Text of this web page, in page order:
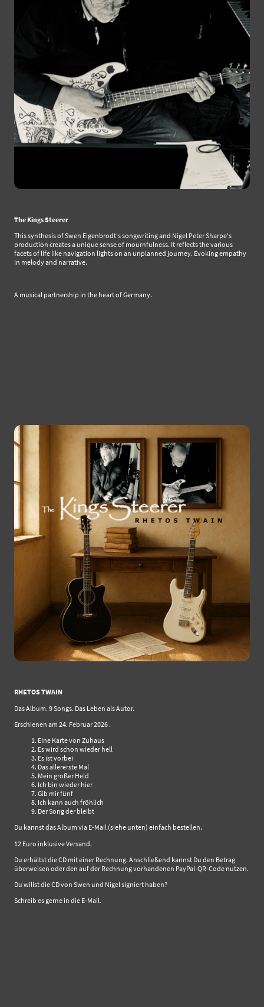
The Kings Steerer
This synthesis of Swen Eigenbrodt's songwriting and Nigel Peter Sharpe's
production creates a unique sense of mournfulness. It reflects the various
facets of life like navigation lights on an unplanned journey. Evoking empathy
in melody and narrative.
A musical partnership in the heart of Germany.
RHETOS TWAIN
Das Album. 9 Songs. Das Leben als Autor.
Erschienen am 24. Februar 2026 .
Eine Karte von Zuhaus
Es wird schon wieder hell
Es ist vorbei
Das allererste Mal
Mein großer Held
Ich bin wieder hier
Gib mir fünf
Ich kann auch fröhlich
Der Song der bleibt
Du kannst das Album via E-Mail (siehe unten) einfach bestellen.
12 Euro inklusive Versand.
Du erhältst die CD mit einer Rechnung. Anschließend kannst Du den Betrag
überweisen oder den auf der Rechnung vorhandenen PayPal-QR-Code nutzen.
Du willst die CD von Swen und Nigel signiert haben?
Schreib es gerne in die E-Mail.